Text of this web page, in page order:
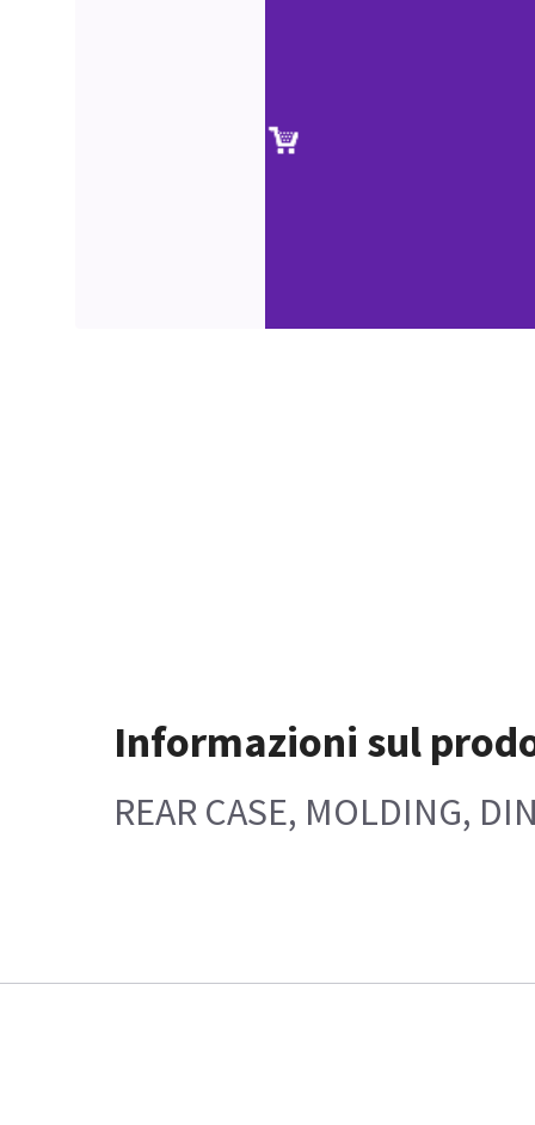
Informazioni sul
REAR CASE, MOLDING,